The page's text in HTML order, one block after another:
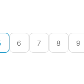
6 7 8 9